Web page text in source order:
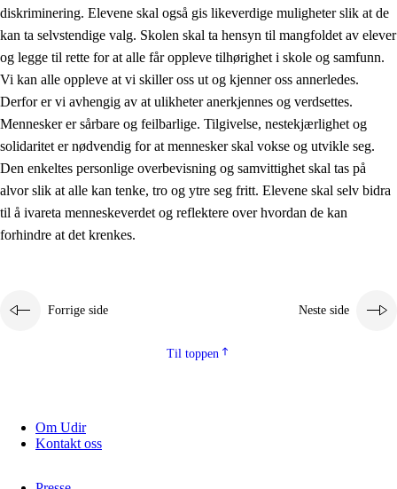
diskriminering. Elevene skal også gis likeverdige muligheter slik at de
kan ta selvstendige valg. Skolen skal ta hensyn til mangfoldet av elever
og legge til rette for at alle får oppleve tilhørighet i skole og samfunn.
Vi kan alle oppleve at vi skiller oss ut og kjenner oss annerledes.
Derfor er vi avhengig av at ulikheter anerkjennes og verdsettes.
Mennesker er sårbare og feilbarlige. Tilgivelse, nestekjærlighet og
solidaritet er nødvendig for at mennesker skal vokse og utvikle seg.
Den enkeltes personlige overbevisning og samvittighet skal tas på
alvor slik at alle kan tenke, tro og ytre seg fritt. Elevene skal selv bidra
til å ivareta menneskeverdet og reflektere over hvordan de kan
forhindre at det krenkes.
Forrige side Neste side
Til toppen
Om Udir
Kontakt oss